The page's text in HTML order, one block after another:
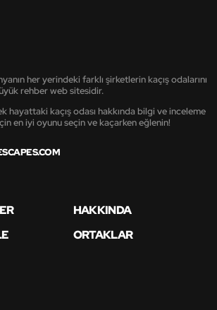
her yerindeki farklı şirketlerin kaçış odalarını
rehber web sitesidir.
hayattaki kaçış odası hakkında bilgi ve inceleme
için en iyi oyunu seçin ve kaçarken eğlenin!
HAKKINDA
ORTAKLAR